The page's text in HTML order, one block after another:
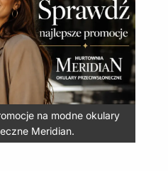
UV400.
Mosquito MQ-163A
9,83 z VAT)
KOSZYKA
na modne okulary
Meridian.